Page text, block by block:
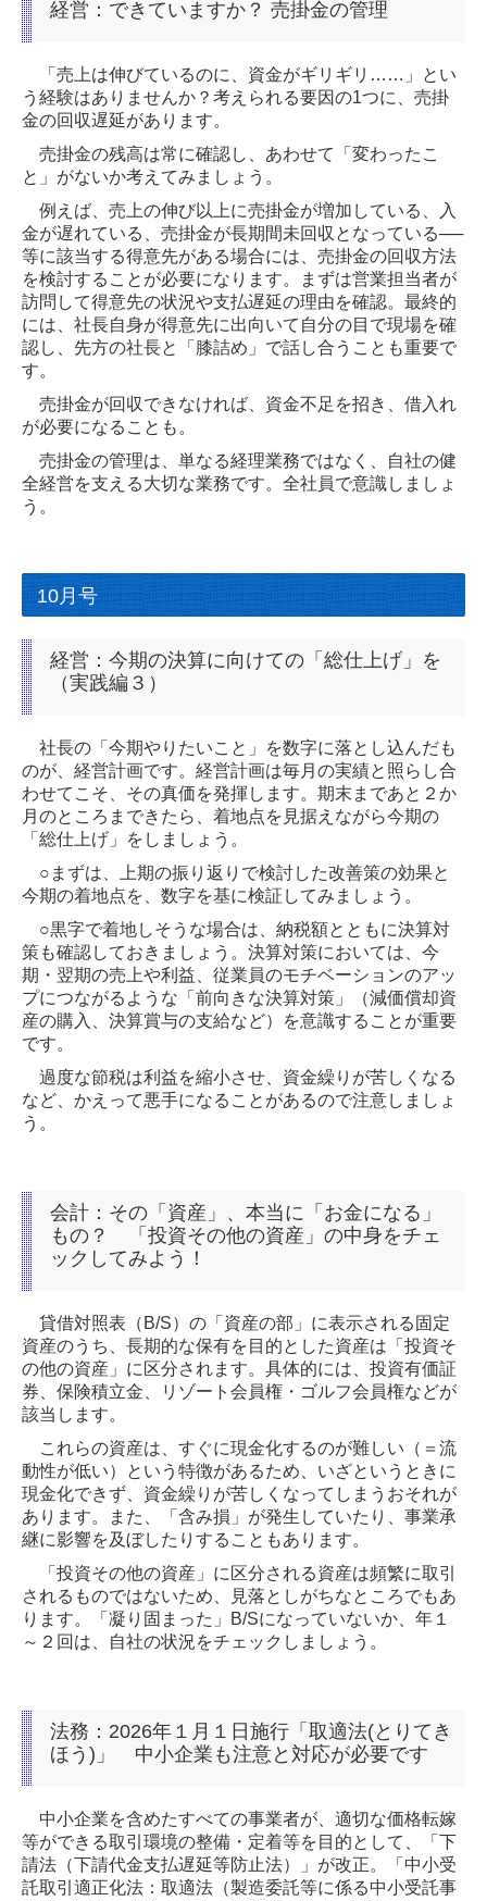
経営：できていますか？ 売掛金の管理
「売上は伸びているのに、資金がギリギリ……」とい
う経験はありませんか？考えられる要因の1つに、売掛
金の回収遅延があります。
売掛金の残高は常に確認し、あわせて「変わったこ
と」がないか考えてみましょう。
例えば、売上の伸び以上に売掛金が増加している、入
金が遅れている、売掛金が長期間未回収となっている──
等に該当する得意先がある場合には、売掛金の回収方法
を検討することが必要になります。まずは営業担当者が
訪問して得意先の状況や支払遅延の理由を確認。最終的
には、社長自身が得意先に出向いて自分の目で現場を確
認し、先方の社長と「膝詰め」で話し合うことも重要で
す。
売掛金が回収できなければ、資金不足を招き、借入れ
が必要になることも。
売掛金の管理は、単なる経理業務ではなく、自社の健
全経営を支える大切な業務です。全社員で意識しましょ
う。
10月号
経営：今期の決算に向けての「総仕上げ」を
（実践編３）
社長の「今期やりたいこと」を数字に落とし込んだも
のが、経営計画です。経営計画は毎月の実績と照らし合
わせてこそ、その真価を発揮します。期末まであと２か
月のところまできたら、着地点を見据えながら今期の
「総仕上げ」をしましょう。
○まずは、上期の振り返りで検討した改善策の効果と
今期の着地点を、数字を基に検証してみましょう。
○黒字で着地しそうな場合は、納税額とともに決算対
策も確認しておきましょう。決算対策においては、今
期・翌期の売上や利益、従業員のモチベーションのアッ
プにつながるような「前向きな決算対策」（減価償却資
産の購入、決算賞与の支給など）を意識することが重要
です。
過度な節税は利益を縮小させ、資金繰りが苦しくなる
など、かえって悪手になることがあるので注意しましょ
う。
会計：その「資産」、本当に「お金になる」
もの？ 「投資その他の資産」の中身をチェ
ックしてみよう！
貸借対照表（B/S）の「資産の部」に表示される固定
資産のうち、長期的な保有を目的とした資産は「投資そ
の他の資産」に区分されます。具体的には、投資有価証
券、保険積立金、リゾート会員権・ゴルフ会員権などが
該当します。
これらの資産は、すぐに現金化するのが難しい（＝流
動性が低い）という特徴があるため、いざというときに
現金化できず、資金繰りが苦しくなってしまうおそれが
あります。また、「含み損」が発生していたり、事業承
継に影響を及ぼしたりすることもあります。
「投資その他の資産」に区分される資産は頻繁に取引
されるものではないため、見落としがちなところでもあ
ります。「凝り固まった」B/Sになっていないか、年１
～２回は、自社の状況をチェックしましょう。
法務：2026年１月１日施行「取適法(とりてき
ほう)」 中小企業も注意と対応が必要です
中小企業を含めたすべての事業者が、適切な価格転嫁
等ができる取引環境の整備・定着等を目的として、「下
請法（下請代金支払遅延等防止法）」が改正。「中小受
託取引適正化法：取適法（製造委託等に係る中小受託事